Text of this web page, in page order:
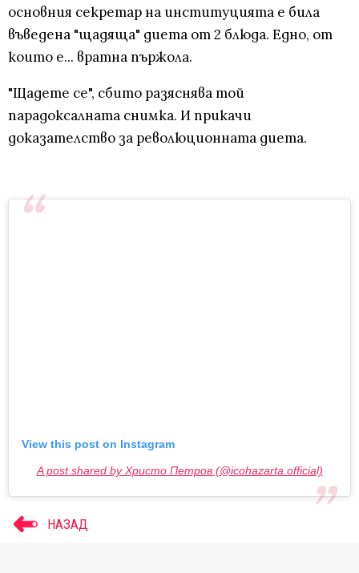
основния секретар на институцията е била
въведена "щадяща" диета от 2 блюда. Едно, от
които е... вратна пържола.
"Щадете се", сбито разяснява той
парадоксалната снимка. И прикачи
доказателство за революционната диета.
View this post on Instagram
A post shared by Христо Петров (@icohazarta.official)
НАЗАД